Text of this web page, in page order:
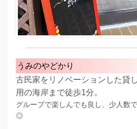
うみのやどかり
古民家をリノベーションした貸
用の海岸まで徒歩1分。
グループで楽しんでも良し、少人数
◎